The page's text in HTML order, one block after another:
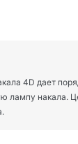
4D дает
лампу накала.